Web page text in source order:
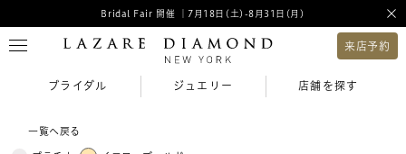
Bridal Fair 開催 ｜7月18日(土)-8月31日(月)
来店予約
ブライダル ジュエリー 店舗を探す
一覧へ戻る